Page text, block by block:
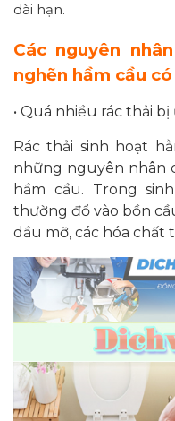
dài hạn.
Các nguyên
nghẽn hầm cầu
• Quá nhiều rác thải
Rác thải sinh hoạt
những nguyên nhân
hầm cầu. Trong
thường đổ vào bồn
dầu mỡ, các hóa chất